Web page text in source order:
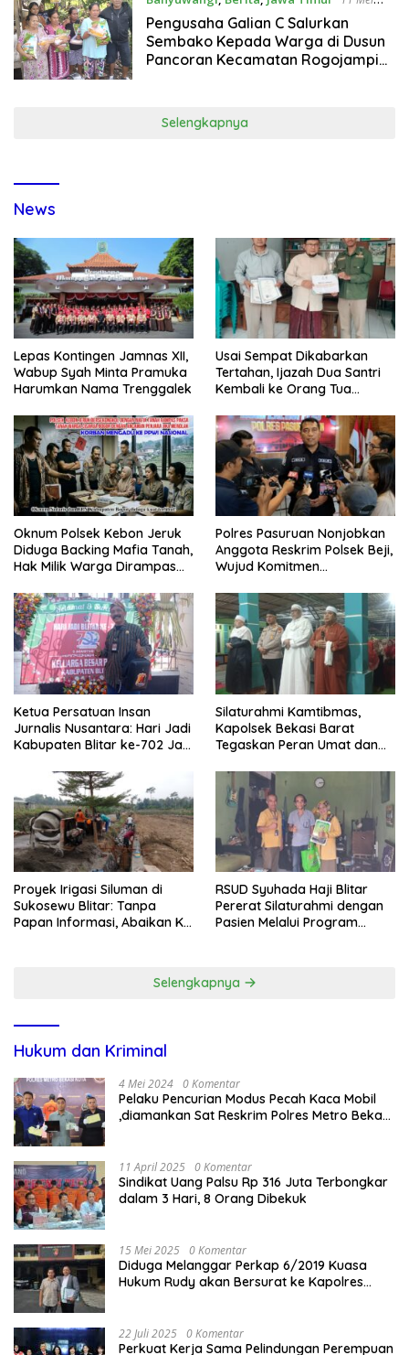
2026
Pengusaha Galian C Salurkan
Sembako Kepada Warga di Dusun
Pancoran Kecamatan Rogojampi
Selengkapnya
News
Lepas Kontingen Jamnas XII,
Wabup Syah Minta Pramuka
Harumkan Nama Trenggalek
Usai Sempat Dikabarkan
Tertahan, Ijazah Dua Santri
Kembali ke Orang Tua
Oknum Polsek Kebon Jeruk
Diduga Backing Mafia Tanah,
Hak Milik Warga Dirampas
Polres Pasuruan Nonjobkan
Anggota Reskrim Polsek Beji,
Wujud Komitmen
Dugaan Penganiayaan
Ketua Persatuan Insan
Jurnalis Nusantara: Hari Jadi
Kabupaten Blitar ke-702 Jadi
Pembangunan
Silaturahmi Kamtibmas,
Kapolsek Bekasi Barat
Tegaskan Peran Umat dan
Kondusivitas Wilayah
Proyek Irigasi Siluman di
Sukosewu Blitar: Tanpa
Papan Informasi, Abaikan K3,
RSUD Syuhada Haji Blitar
Pererat Silaturahmi dengan
Pasien Melalui Program
Selengkapnya
Hukum dan Kriminal
4 Mei 2024 0 Komentar
Pelaku Pencurian Modus Pecah Kaca Mobil
,diamankan Sat Reskrim Polres Metro Bekasi
11 April 2025 0 Komentar
Sindikat Uang Palsu Rp 316 Juta Terbongkar
dalam 3 Hari, 8 Orang Dibekuk
15 Mei 2025 0 Komentar
Diduga Melanggar Perkap 6/2019 Kuasa
Hukum Rudy akan Bersurat ke Kapolres
22 Juli 2025 0 Komentar
Perkuat Kerja Sama Pelindungan Perempuan